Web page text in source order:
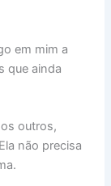
em mim a
que ainda
outros,
não precisa